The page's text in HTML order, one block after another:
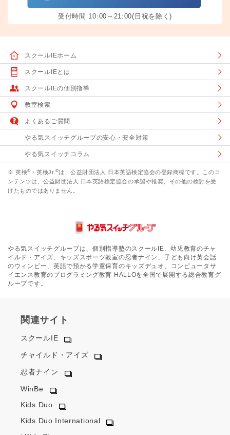
受付時間 10:00～21:00(日祝を除く)
スクールIEホーム
スクールIEとは
スクールIEの個別指導
教室検索
よくあるご質問
やる気スイッチグループの安心・安全対策
やる気スイッチコラム
※ 英検® ・英検Jr. ®は、公益財団法人 日本英語検定協会の登録商標です。このコ
ンテンツは、公益財団法人 日本英語検定協会の承認や推奨、その他の検討を受
けたものではありません。
やる気スイッチグループは、個別指導塾のスクールIE、幼児教育のチャ
イルド・アイズ、キッズスポーツ教室の忍者ナイン、子ども向け英会話
のウィンビー、英語で預かる学童保育のキッズデュオ、コンピュータサ
イエンス教育のプログラミング教育 HALLOを全国で展開する総合教育グ
ループです。
関連サイト
スクールIE
チャイルド・アイズ
忍者ナイン
WinBe
Kids Duo
Kids Duo International